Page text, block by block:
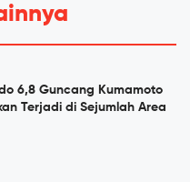
6,8 Guncang Kumamoto
Terjadi di Sejumlah Area